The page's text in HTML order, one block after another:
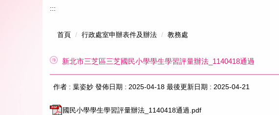
:::
首頁 行政處室申辦表件及辦法 教務處
新北市三芝區三芝國民小學學生學習評量辦法_1140418通過
作者 : 葉姿妙 發佈日期 : 2025-04-18 最後更新日期 : 2025-04-21
國民小學學生學習評量辦法_1140418通過.pdf